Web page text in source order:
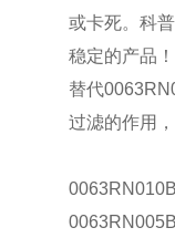
或卡死。科
稳定的产品
替代
过滤的作用